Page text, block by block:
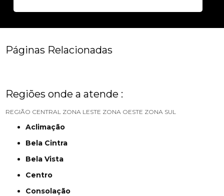
Páginas Relacionadas
Regiões onde a atende :
REGIÃO CENTRAL ZONA LESTE ZONA OESTE ZONA SUL
Aclimação
Bela Cintra
Bela Vista
Centro
Consolação